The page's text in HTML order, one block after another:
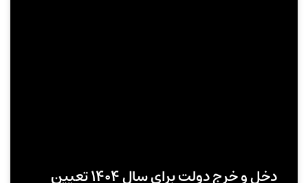
دخل و خرج دولت برای سال ۱۴۰۴ تعیین